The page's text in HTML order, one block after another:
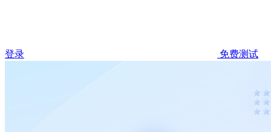
登录 免费测试